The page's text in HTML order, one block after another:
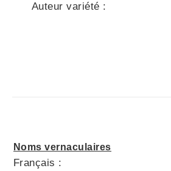
Auteur variété :
Noms vernaculaires
Français :